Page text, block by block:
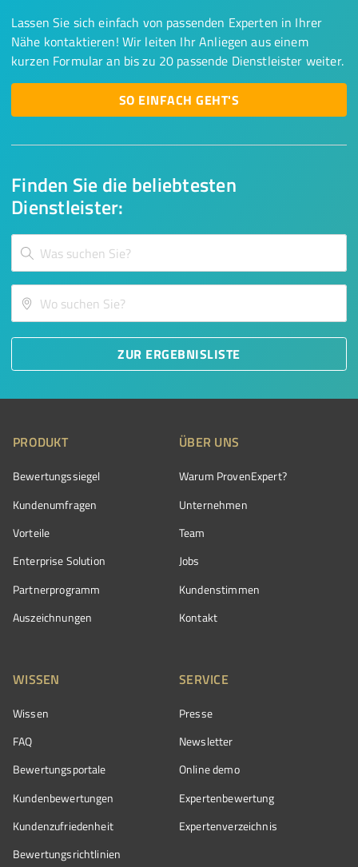
Finden Sie die beliebtesten
Dienstleister:
ZUR ERGEBNISLISTE
Lassen Sie sich einfach von passenden Experten in Ihrer
Nähe kontaktieren! Wir leiten Ihr Anliegen aus einem
kurzen Formular an bis zu 20 passende Dienstleister weiter.
SO EINFACH GEHT'S
PRODUKT
Bewertungssiegel
Kundenumfragen
Vorteile
Enterprise Solution
Partnerprogramm
Auszeichnungen
ÜBER UNS
Warum ProvenExpert?
Unternehmen
Team
Jobs
Kundenstimmen
Kontakt
WISSEN
Wissen
FAQ
Bewertungsportale
Kundenbewertungen
Kundenzufriedenheit
Bewertungs­richtlinien
SERVICE
Presse
Newsletter
Online demo
Expertenbewertung
Expertenverzeichnis